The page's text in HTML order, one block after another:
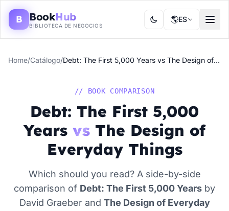
B BookHub
BIBLIOTECA DE NEGOCIOS
🌎ES
Home/Catálogo/ Debt: The First 5,000 Years vs The Design of Everyday Things
// BOOK COMPARISON
Debt: The First 5,000
Years vs The Design of
Everyday Things
Which should you read? A side-by-side
comparison of Debt: The First 5,000 Years by
David Graeber and The Design of Everyday